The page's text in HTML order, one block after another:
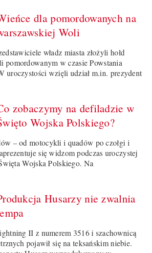
dla pomordowanych na
Woli
władz miasta złożyli hołd
pomordowanym w czasie Powstania
uroczystości wzięli udział m.in. prezydent
zobaczymy na defiladzie w
Wojska Polskiego?
– od motocykli i quadów po czołgi i
się widzom podczas uroczystej
Wojska Polskiego. Na
Husarzy nie zwalnia
II z numerem 3516 i szachownicą
pojawił się na teksańskim niebie.